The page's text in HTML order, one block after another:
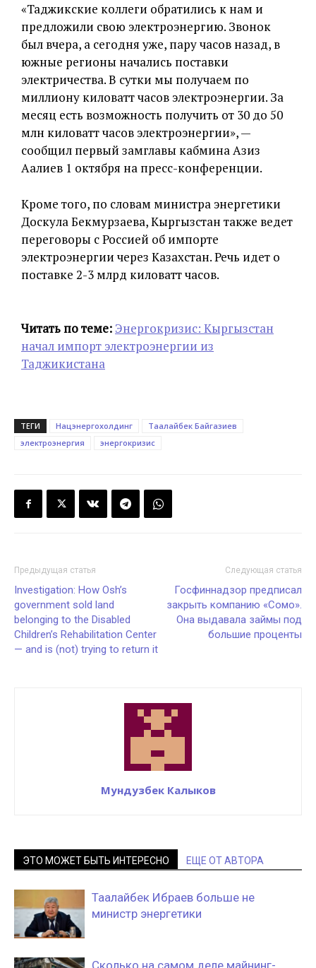
«Таджикские коллеги обратились к нам и
предложили свою электроэнергию. Звонок
был вчера, а сегодня уже, пару часов назад, в
южные регионы начались поставки
электричества. В сутки мы получаем по
миллиону киловатт часов электроэнергии. За
месяц есть возможность получить от 30 до 50
млн киловатт часов электроэнергии», —
сообщил первый замглавы кабмина Азиз
Аалиев 1 октября на пресс-конференции.
Кроме того, по словам министра энергетики
Доскула Бекмурзаева, Кыргызстан также ведет
переговоры с Россией об импорте
электроэнергии через Казахстан. Речь идет о
поставке 2-3 млрд киловатт часов.
Читать по теме: Энергокризис: Кыргызстан
начал импорт электроэнергии из
Таджикистана
ТЕГИ Нацэнергохолдинг
Таалайбек Байгазиев
электроэнергия
энергокризис
Предыдущая статья
Investigation: How Osh’s
government sold land
belonging to the Disabled
Children’s Rehabilitation Center
— and is (not) trying to return it
Следующая статья
Госфиннадзор предписал
закрыть компанию «Сомо».
Она выдавала займы под
большие проценты
Мундузбек Калыков
ЭТО МОЖЕТ БЫТЬ ИНТЕРЕСНО ЕЩЕ ОТ АВТОРА
Таалайбек Ибраев больше не
министр энергетики